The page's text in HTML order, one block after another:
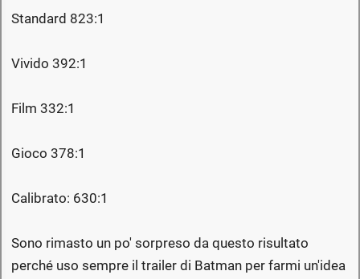
Standard 823:1
Vivido 392:1
Film 332:1
Gioco 378:1
Calibrato: 630:1
Sono rimasto un po' sorpreso da questo risultato
perché uso sempre il trailer di Batman per farmi un'idea